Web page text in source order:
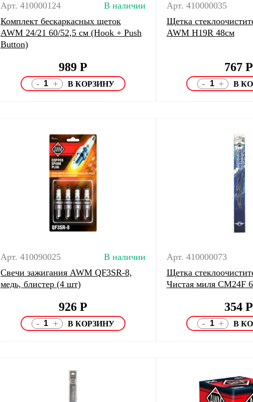
Арт. 410000124
В наличии
Комплект бескаркасных щеток
AWM 24/21 60/52,5 см (Hook + Push
Button)
989 Р
- +
Арт. 410000035
Щетка
AWM H19R 48см
767Р
- +
Арт. 410090025
В наличии
Свечи зажигания AWM QF3SR-8,
медь, блистер (4 шт)
926 Р
- +
Арт. 410000073
Щетка
Чистая миля СМ24F
354Р
- +